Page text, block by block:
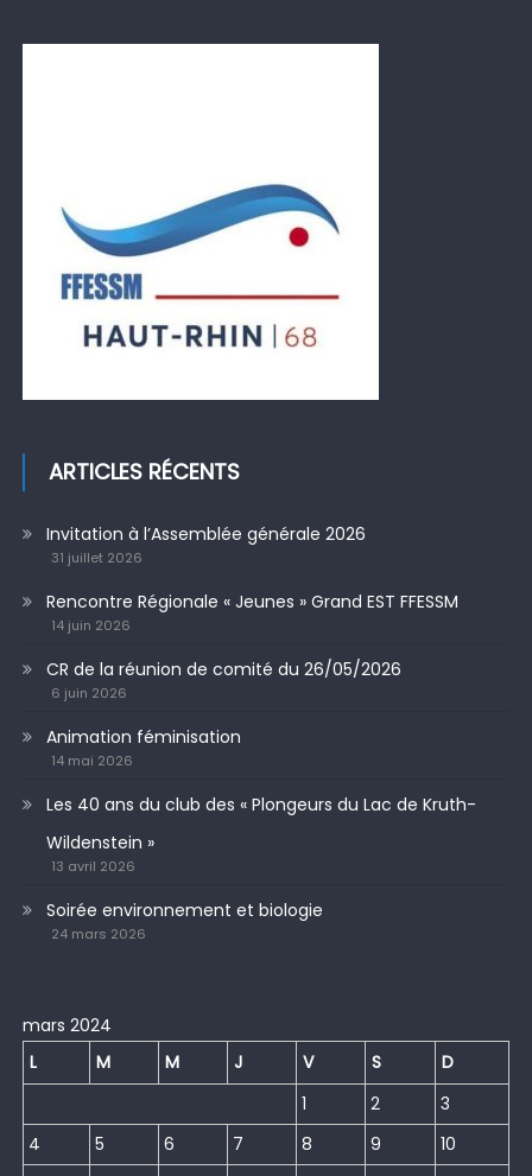
ARTICLES RÉCENTS
Invitation à l’Assemblée générale 2026
31 juillet 2026
Rencontre Régionale « Jeunes » Grand EST FFESSM
14 juin 2026
CR de la réunion de comité du 26/05/2026
6 juin 2026
Animation féminisation
14 mai 2026
Les 40 ans du club des « Plongeurs du Lac de Kruth-
Wildenstein »
13 avril 2026
Soirée environnement et biologie
24 mars 2026
mars 2024
L
M M J V S
D
1
2
3
4
5 6 7 8 9
10